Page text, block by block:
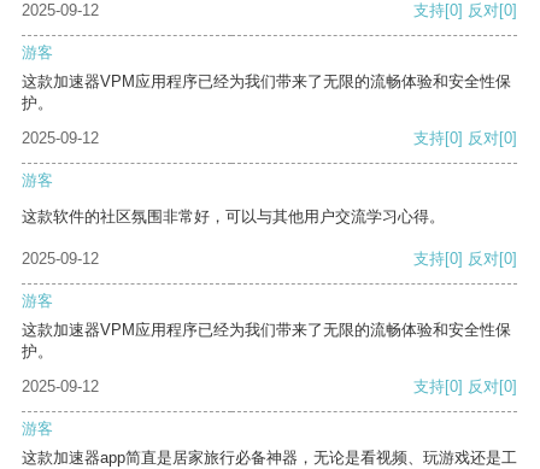
2025-09-12
支持[0] 反对[0]
游客
这款加速器VPM应用程序已经为我们带来了无限的流畅体验和安全性保
护。
2025-09-12
支持[0] 反对[0]
游客
这款软件的社区氛围非常好，可以与其他用户交流学习心得。
2025-09-12 支持[0] 反对[0]
游客
这款加速器VPM应用程序已经为我们带来了无限的流畅体验和安全性保
护。
2025-09-12
支持[0] 反对[0]
游客
这款加速器app简直是居家旅行必备神器，无论是看视频、玩游戏还是工